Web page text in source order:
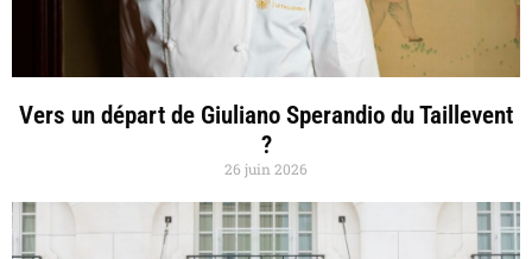
Vers un départ de Giuliano Sperandio du Taillevent
?
26 juin 2026